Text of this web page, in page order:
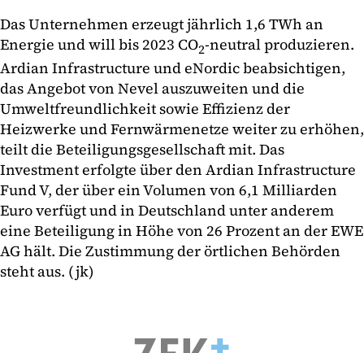
Das Unternehmen erzeugt jährlich 1,6 TWh an
Energie und will bis 2023 CO2-neutral produzieren.
Ardian Infrastructure und eNordic beabsichtigen,
das Angebot von Nevel auszuweiten und die
Umweltfreundlichkeit sowie Effizienz der
Heizwerke und Fernwärmenetze weiter zu erhöhen,
teilt die Beteiligungsgesellschaft mit. Das
Investment erfolgte über den Ardian Infrastructure
Fund V, der über ein Volumen von 6,1 Milliarden
Euro verfügt und in Deutschland unter anderem
eine Beteiligung in Höhe von 26 Prozent an der EWE
AG hält. Die Zustimmung der örtlichen Behörden
steht aus. (jk)